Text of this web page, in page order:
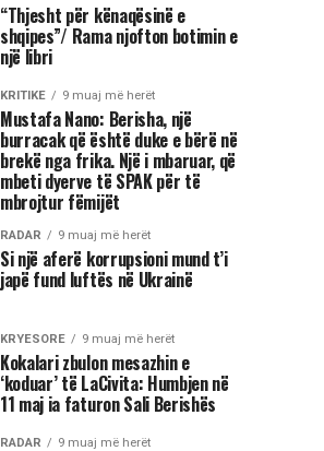
“Thjesht për kënaqësinë e
shqipes”/ Rama njofton botimin e
një libri
KRITIKE 9 muaj më herët
Mustafa Nano: Berisha, një
burracak që është duke e bërë në
brekë nga frika. Një i mbaruar, që
mbeti dyerve të SPAK për të
mbrojtur fëmijët
RADAR 9 muaj më herët
Si një aferë korrupsioni mund t’i
japë fund luftës në Ukrainë
KRYESORE 9 muaj më herët
Kokalari zbulon mesazhin e
‘koduar’ të LaCivita: Humbjen në
11 maj ia faturon Sali Berishës
RADAR 9 muaj më herët